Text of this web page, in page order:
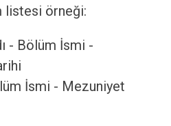
listesi örneği:
- Bölüm İsmi -
İsmi - Mezuniyet